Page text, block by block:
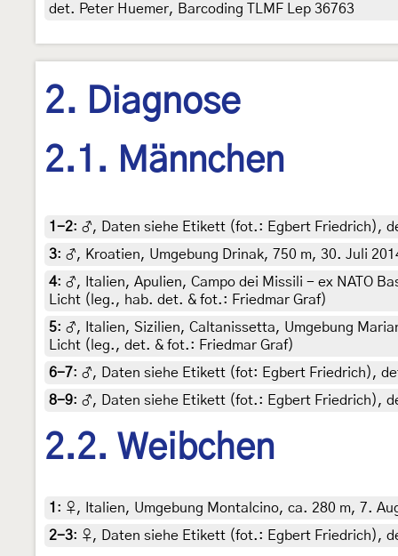
det. Peter Huemer, Barcoding TLMF Lep 36763
2. Diagnose
2.1. Männchen
1-2: ♂, Daten siehe Etikett (fot.: Egbert Friedrich),
3: ♂, Kroatien, Umgebung Drinak, 750 m, 30. Juli
4: ♂, Italien, Apulien, Campo dei Missili - ex NATO
Licht (leg., hab. det. & fot.: Friedmar Graf)
5: ♂, Italien, Sizilien, Caltanissetta, Umgebung
Licht (leg., det. & fot.: Friedmar Graf)
6-7: ♂, Daten siehe Etikett (fot: Egbert Friedrich),
8-9: ♂, Daten siehe Etikett (fot.: Egbert Friedrich),
2.2. Weibchen
1 : ♀, Italien, Umgebung Montalcino, ca. 280 m, 7.
2-3: ♀, Daten siehe Etikett (fot.: Egbert Friedrich),